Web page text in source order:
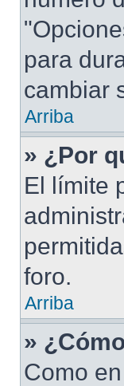
para
cambiar
Arriba
» ¿Por
El límite
foro.
Arriba
»
Como